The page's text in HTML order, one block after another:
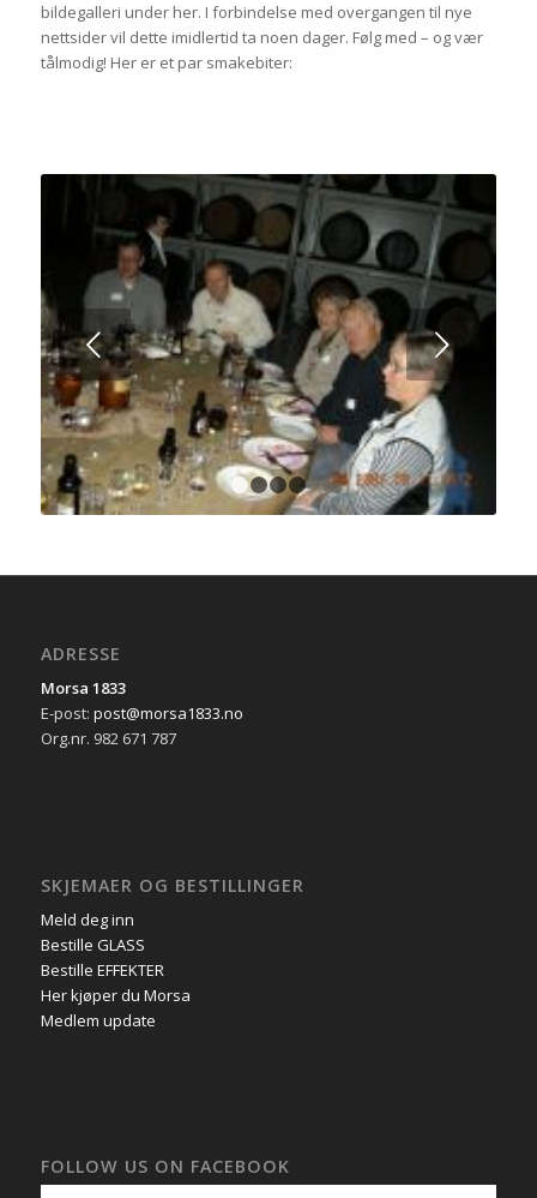
bildegalleri under her. I forbindelse med overgangen til nye
nettsider vil dette imidlertid ta noen dager. Følg med – og vær
tålmodig! Her er et par smakebiter:
Next
1 2 3
ADRESSE
Morsa 1833
E-post: post@morsa1833.no
Org.nr. 982 671 787
SKJEMAER OG BESTILLINGER
Meld deg inn
Bestille GLASS
Bestille EFFEKTER
Her kjøper du Morsa
Medlem update
FOLLOW US ON FACEBOOK